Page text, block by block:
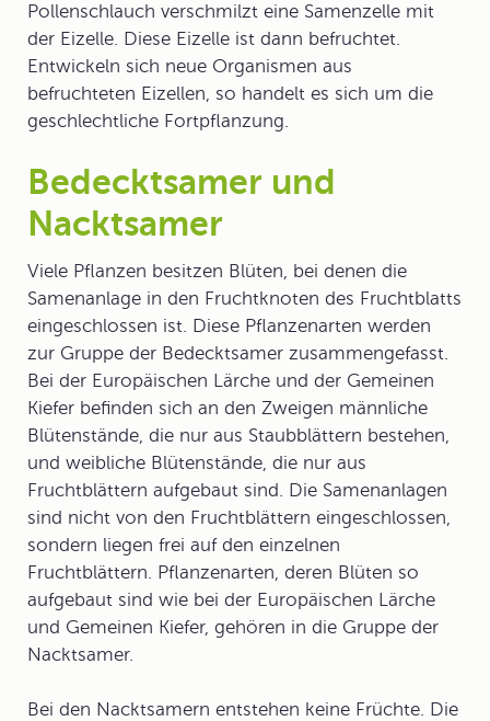
Pollenschlauch verschmilzt eine Samenzelle mit
der Eizelle. Diese Eizelle ist dann befruchtet.
Entwickeln sich neue Organismen aus
befruchteten Eizellen, so handelt es sich um die
geschlechtliche Fortpflanzung.
Bedecktsamer und
Nacktsamer
Viele Pflanzen besitzen Blüten, bei denen die
Samenanlage in den Fruchtknoten des Fruchtblatts
eingeschlossen ist. Diese Pflanzenarten werden
zur Gruppe der Bedecktsamer zusammengefasst.
Bei der Europäischen Lärche und der Gemeinen
Kiefer befinden sich an den Zweigen männliche
Blütenstände, die nur aus Staubblättern bestehen,
und weibliche Blütenstände, die nur aus
Fruchtblättern aufgebaut sind. Die Samenanlagen
sind nicht von den Fruchtblättern eingeschlossen,
sondern liegen frei auf den einzelnen
Fruchtblättern. Pflanzenarten, deren Blüten so
aufgebaut sind wie bei der Europäischen Lärche
und Gemeinen Kiefer, gehören in die Gruppe der
Nacktsamer.
Bei den Nacktsamern entstehen keine Früchte. Die